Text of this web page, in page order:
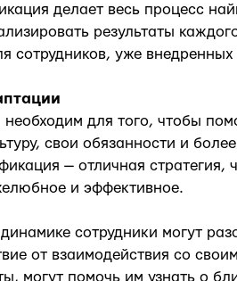
делает весь процесс
результаты
сотрудников, уже
для того, чтобы
свои обязанности и
— отличная стратегия,
и эффективное.
сотрудники могут
от взаимодействия со
могут помочь им узнать о